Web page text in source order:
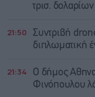
τρισ. δολαρίων
21:50
Συντριβή
διπλωματική
21:34
Ο δήμος
Φινόπουλου